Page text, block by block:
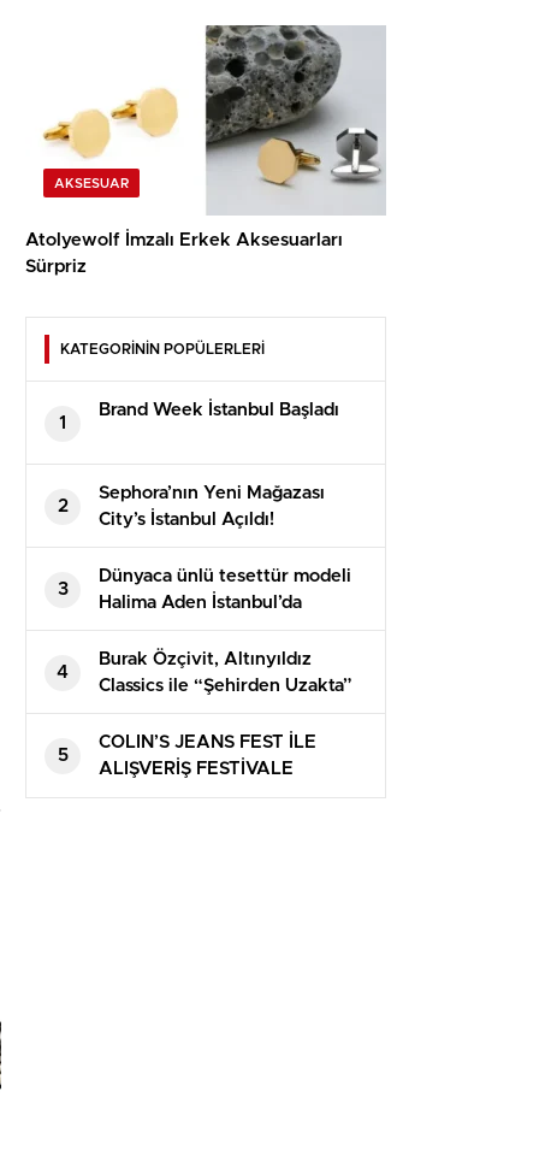
AKSESUAR
Atolyewolf İmzalı Erkek Aksesuarları
Sürpriz
KATEGORİNİN POPÜLERLERİ
1
Brand Week İstanbul Başladı
2
Sephora’nın Yeni Mağazası
City’s İstanbul Açıldı!
3
Dünyaca ünlü tesettür modeli
Halima Aden İstanbul’da
podyuma çıktı
4
Burak Özçivit, Altınyıldız
Classics ile “Şehirden Uzakta”
5
COLIN’S JEANS FEST İLE
ALIŞVERİŞ FESTİVALE
DÖNÜŞECEK